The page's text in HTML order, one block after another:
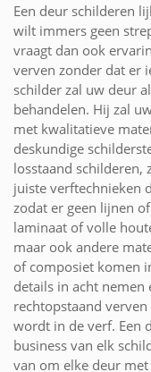
Een deur schilderen
wilt immers geen
vraagt dan ook
verven zonder dat er
schilder zal uw deur
behandelen. Hij zal
met kwalitatieve
deskundige
losstaand schilderen,
juiste verftechnieken
zodat er geen lijnen
laminaat of volle
maar ook andere
of composiet komen
details in acht nemen
rechtopstaand
wordt in de verf. Een
business van elk
van om elke deur